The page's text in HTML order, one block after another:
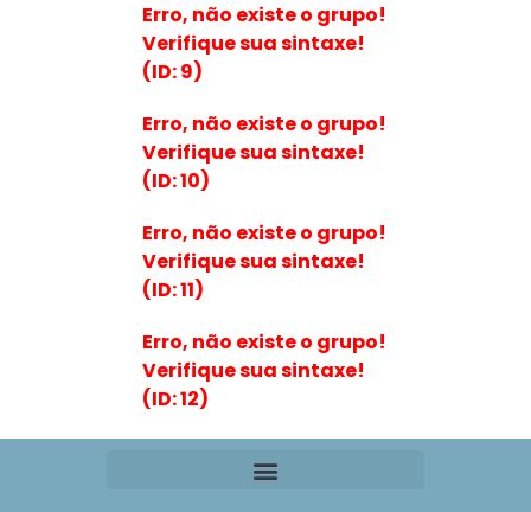
Erro, não existe o grupo!
Verifique sua sintaxe!
(ID: 9)
Erro, não existe o grupo!
Verifique sua sintaxe!
(ID: 10)
Erro, não existe o grupo!
Verifique sua sintaxe!
(ID: 11)
Erro, não existe o grupo!
Verifique sua sintaxe!
(ID: 12)